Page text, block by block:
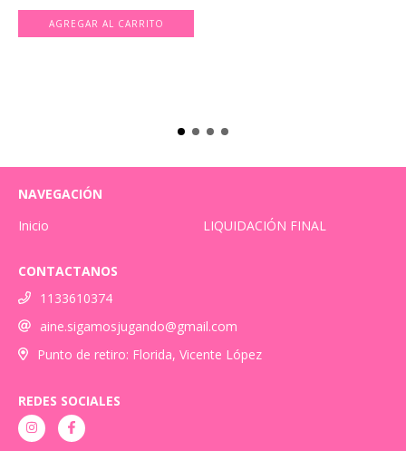
NAVEGACIÓN
Inicio
LIQUIDACIÓN FINAL
CONTACTANOS
1133610374
aine.sigamosjugando@gmail.com
Punto de retiro: Florida, Vicente López
REDES SOCIALES